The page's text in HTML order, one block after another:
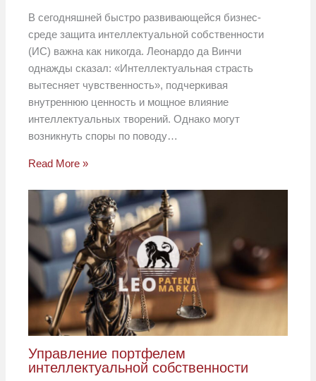
В сегодняшней быстро развивающейся бизнес-
среде защита интеллектуальной собственности
(ИС) важна как никогда. Леонардо да Винчи
однажды сказал: «Интеллектуальная страсть
вытесняет чувственность», подчеркивая
внутреннюю ценность и мощное влияние
интеллектуальных творений. Однако могут
возникнуть споры по поводу…
Read More »
Управление портфелем
интеллектуальной собственности